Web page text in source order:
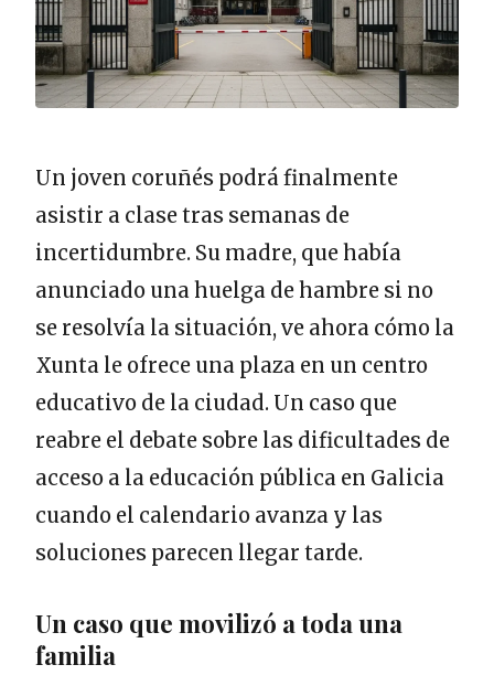
Un joven coruñés podrá finalmente
asistir a clase tras semanas de
incertidumbre. Su madre, que había
anunciado una huelga de hambre si no
se resolvía la situación, ve ahora cómo la
Xunta le ofrece una plaza en un centro
educativo de la ciudad. Un caso que
reabre el debate sobre las dificultades de
acceso a la educación pública en Galicia
cuando el calendario avanza y las
soluciones parecen llegar tarde.
Un caso que movilizó a toda una
familia